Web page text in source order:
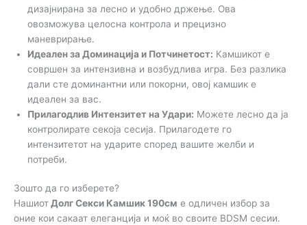
дизајнирана за лесно и удобно држење. Ова
овозможува целосна контрола и прецизно
маневрирање.
Идеален за Доминација и Потчинетост: Камшикот е
совршен за интензивна и возбудлива игра. Без разлика
дали сте доминантни или покорни, овој камшик е
идеален за вас.
Прилагодлив Интензитет на Удари: Можете лесно да ја
контролирате секоја сесија. Прилагодете го
интензитетот на ударите според вашите желби и
потреби.
Зошто да го изберете?
НашиотДолг Секси Камшик 190см е одличен избор за
оние кои сакаат елеганција и моќ во своите BDSM сесии.